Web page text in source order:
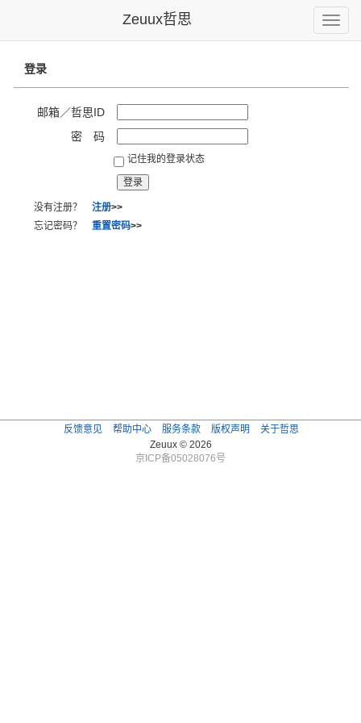
Toggle
Zeuux哲思
登录
邮箱／哲思ID
密 码
记住我的登录状态
没有注册？ 注册>>
忘记密码？ 重置密码>>
反馈意见 帮助中心 服务条款 版权声明
关于哲思
Zeuux © 2026
京ICP备05028076号